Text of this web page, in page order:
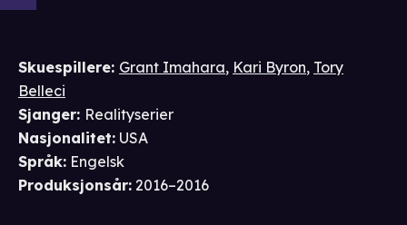
Skuespillere: Grant Imahara, Kari Byron, Tory
Belleci
Sjanger: Realityserier
Nasjonalitet: USA
Språk: Engelsk
Produksjonsår: 2016–2016